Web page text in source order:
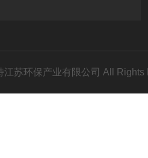
江苏环保产业有限公司 All